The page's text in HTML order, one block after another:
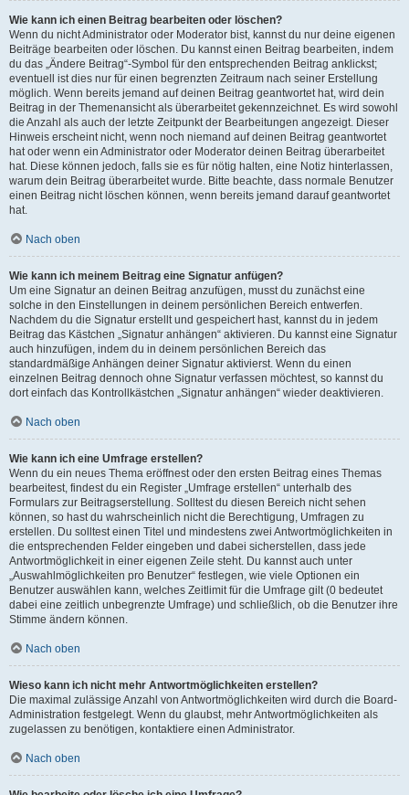
Wie kann ich einen Beitrag bearbeiten oder löschen?
Wenn du nicht Administrator oder Moderator bist, kannst du nur deine eigenen
Beiträge bearbeiten oder löschen. Du kannst einen Beitrag bearbeiten, indem
du das „Ändere Beitrag“-Symbol für den entsprechenden Beitrag anklickst;
eventuell ist dies nur für einen begrenzten Zeitraum nach seiner Erstellung
möglich. Wenn bereits jemand auf deinen Beitrag geantwortet hat, wird dein
Beitrag in der Themenansicht als überarbeitet gekennzeichnet. Es wird sowohl
die Anzahl als auch der letzte Zeitpunkt der Bearbeitungen angezeigt. Dieser
Hinweis erscheint nicht, wenn noch niemand auf deinen Beitrag geantwortet
hat oder wenn ein Administrator oder Moderator deinen Beitrag überarbeitet
hat. Diese können jedoch, falls sie es für nötig halten, eine Notiz hinterlassen,
warum dein Beitrag überarbeitet wurde. Bitte beachte, dass normale Benutzer
einen Beitrag nicht löschen können, wenn bereits jemand darauf geantwortet
hat.
Nach oben
Wie kann ich meinem Beitrag eine Signatur anfügen?
Um eine Signatur an deinen Beitrag anzufügen, musst du zunächst eine
solche in den Einstellungen in deinem persönlichen Bereich entwerfen.
Nachdem du die Signatur erstellt und gespeichert hast, kannst du in jedem
Beitrag das Kästchen „Signatur anhängen“ aktivieren. Du kannst eine Signatur
auch hinzufügen, indem du in deinem persönlichen Bereich das
standardmäßige Anhängen deiner Signatur aktivierst. Wenn du einen
einzelnen Beitrag dennoch ohne Signatur verfassen möchtest, so kannst du
dort einfach das Kontrollkästchen „Signatur anhängen“ wieder deaktivieren.
Nach oben
Wie kann ich eine Umfrage erstellen?
Wenn du ein neues Thema eröffnest oder den ersten Beitrag eines Themas
bearbeitest, findest du ein Register „Umfrage erstellen“ unterhalb des
Formulars zur Beitragserstellung. Solltest du diesen Bereich nicht sehen
können, so hast du wahrscheinlich nicht die Berechtigung, Umfragen zu
erstellen. Du solltest einen Titel und mindestens zwei Antwortmöglichkeiten in
die entsprechenden Felder eingeben und dabei sicherstellen, dass jede
Antwortmöglichkeit in einer eigenen Zeile steht. Du kannst auch unter
„Auswahlmöglichkeiten pro Benutzer“ festlegen, wie viele Optionen ein
Benutzer auswählen kann, welches Zeitlimit für die Umfrage gilt (0 bedeutet
dabei eine zeitlich unbegrenzte Umfrage) und schließlich, ob die Benutzer ihre
Stimme ändern können.
Nach oben
Wieso kann ich nicht mehr Antwortmöglichkeiten erstellen?
Die maximal zulässige Anzahl von Antwortmöglichkeiten wird durch die Board-
Administration festgelegt. Wenn du glaubst, mehr Antwortmöglichkeiten als
zugelassen zu benötigen, kontaktiere einen Administrator.
Nach oben